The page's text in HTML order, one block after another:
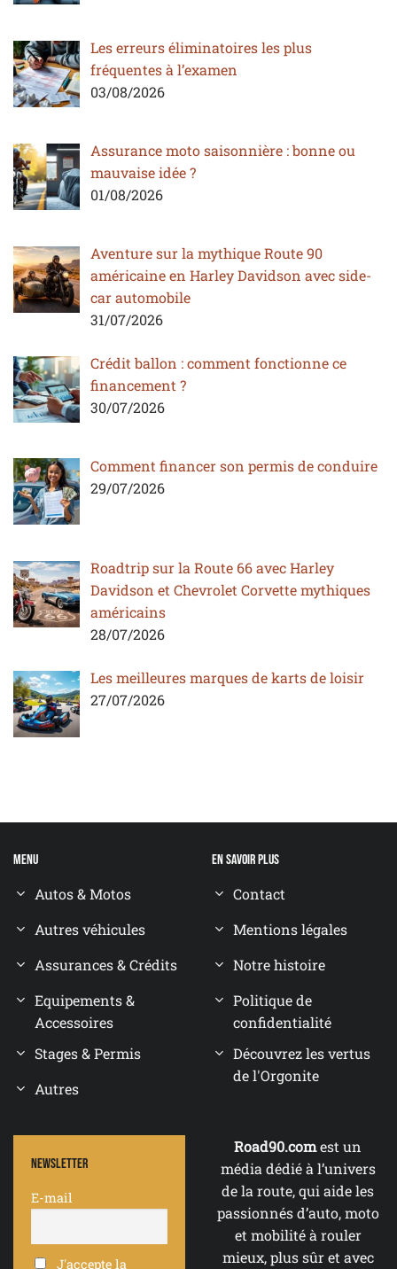
Les erreurs éliminatoires les plus
fréquentes à l’examen
03/08/2026
Assurance moto saisonnière : bonne ou
mauvaise idée ?
01/08/2026
Aventure sur la mythique Route 90
américaine en Harley Davidson avec side-
car automobile
31/07/2026
Crédit ballon : comment fonctionne ce
financement ?
30/07/2026
Comment financer son permis de conduire
29/07/2026
Roadtrip sur la Route 66 avec Harley
Davidson et Chevrolet Corvette mythiques
américains
28/07/2026
Les meilleures marques de karts de loisir
27/07/2026
Menu
Autos & Motos
Autres véhicules
Assurances & Crédits
Equipements &
Accessoires
Stages & Permis
Autres
En savoir plus
Contact
Mentions légales
Notre histoire
Politique de
confidentialité
Découvrez les vertus
de l'Orgonite
Newsletter
E-mail
J'accepte la
Road90.comest un
média dédié à l’univers
de la route, qui aide les
passionnés d’auto, moto
et mobilité à rouler
mieux, plus sûr et avec